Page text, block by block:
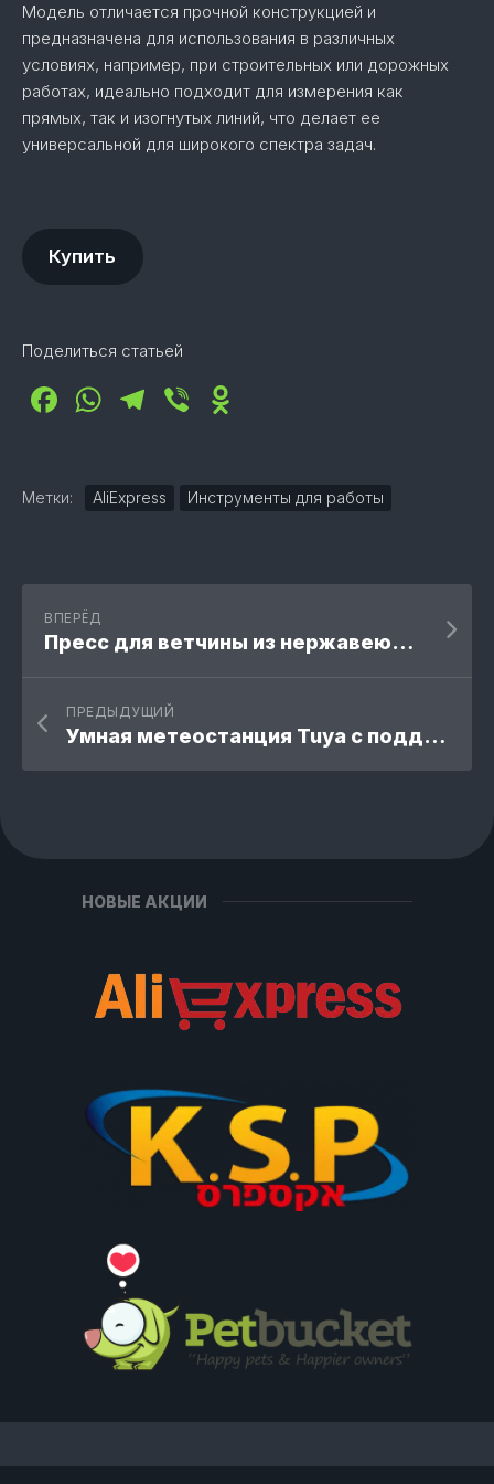
Модель отличается прочной конструкцией и
предназначена для использования в различных
условиях, например, при строительных или дорожных
работах, идеально подходит для измерения как
прямых, так и изогнутых линий, что делает ее
универсальной для широкого спектра задач.
Купить
Поделиться статьей
Facebook
WhatsApp
Telegram
Viber
Метки: AliExpress Инструменты для работы
ВПЕРЁД
Пресс для ветчины из нержавеющей стали с термометром
ПРЕДЫДУЩИЙ
Умная метеостанция Tuya с поддержкой Wi-Fi
НОВЫЕ АКЦИИ